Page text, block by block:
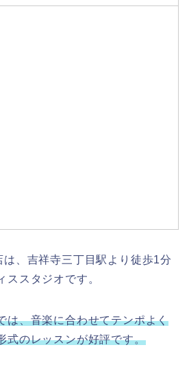
は、吉祥寺三丁目駅より徒歩1分
ススタジオです。
は、音楽に合わせてテンポよく
式のレッスンが好評です。